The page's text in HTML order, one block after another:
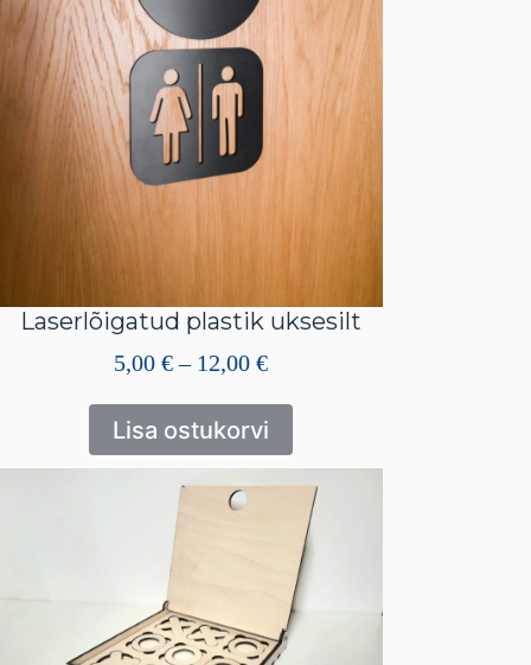
Laserlõigatud plastik uksesilt
5,00€ – 12,00€Hinnavahemik:
kuni
12,00 €
Lisa ostukorvi